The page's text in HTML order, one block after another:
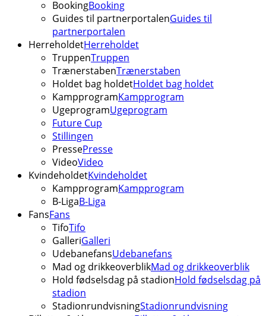
BookingBooking
Guides til partnerportalenGuides til
partnerportalen
HerreholdetHerreholdet
TruppenTruppen
TrænerstabenTrænerstaben
Holdet bag holdetHoldet bag holdet
KampprogramKampprogram
UgeprogramUgeprogram
Future Cup
Stillingen
PressePresse
VideoVideo
KvindeholdetKvindeholdet
KampprogramKampprogram
B-LigaB-Liga
FansFans
TifoTifo
GalleriGalleri
UdebanefansUdebanefans
Mad og drikkeoverblikMad og drikkeoverblik
Hold fødselsdag på stadionHold fødselsdag på
stadion
StadionrundvisningStadionrundvisning